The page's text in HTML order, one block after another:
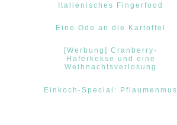
Italienisches Fingerfood
Eine Ode an die Kartoffel
[Werbung] Cranberry-
Haferkekse und eine
Weihnachtsverlosung
Einkoch-Special: Pflaumenmus